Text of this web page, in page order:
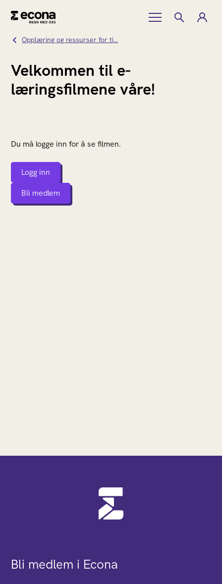
Opplæring og ressurser for ti…
Velkommen til e-
læringsfilmene våre!
Du må logge inn for å se filmen.
Logg inn
Bli medlem
Bli medlem i Econa